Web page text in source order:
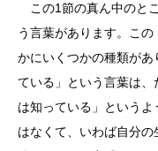
この1節の真ん中のと
う言葉があります。こ
かにいくつかの種類が
ている」という言葉は、
は知っている」という
はなくて、いわば自分